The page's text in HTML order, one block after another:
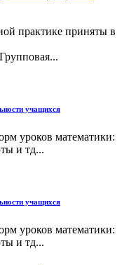
практике приняты в
учащихся
уроков математики:
и тд...
учащихся
уроков математики:
и тд...